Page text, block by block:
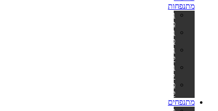
מתנפחות
בריכות
מתנפחות
בריכות
פעילות
בריכות
לפעוטות
בריכות
קשיחות
משאבות
לניפוח
מתנפחים